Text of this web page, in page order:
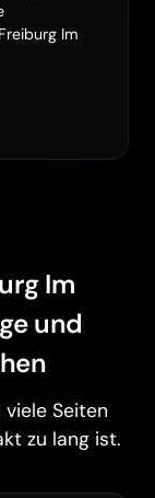
Im
Im
und
Seiten
zu lang ist.